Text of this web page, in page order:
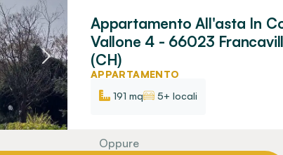
Appartamento All'asta In
Vallone 4 - 66023
(CH)
APPARTAMENTO
191 mq
5+ locali
Oppure